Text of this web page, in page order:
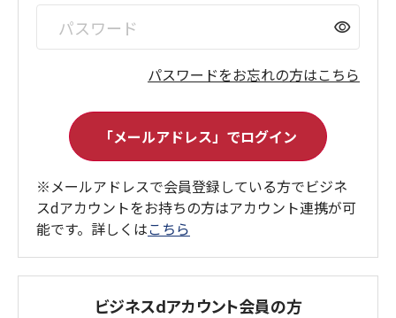
visibility
パスワードをお忘れの方はこちら
※メールアドレスで会員登録している方でビジネ
スdアカウントをお持ちの方はアカウント連携が可
能です。詳しくはこちら
ビジネスdアカウント会員の方